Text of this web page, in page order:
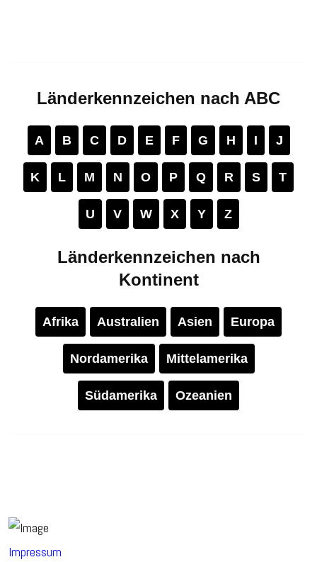
Länderkennzeichen nach ABC
A B C D E F G H I J
K L M N O P Q R S T
U V W X Y Z
Länderkennzeichen nach
Kontinent
Afrika Australien Asien Europa
Nordamerika Mittelamerika
Südamerika Ozeanien
Impressum